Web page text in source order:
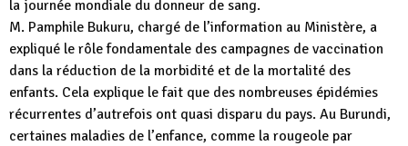
la journée mondiale du donneur de sang.
M. Pamphile Bukuru, chargé de l’information au Ministère, a
expliqué le rôle fondamentale des campagnes de vaccination
dans la réduction de la morbidité et de la mortalité des
enfants. Cela explique le fait que des nombreuses épidémies
récurrentes d’autrefois ont quasi disparu du pays. Au Burundi,
certaines maladies de l’enfance, comme la rougeole par